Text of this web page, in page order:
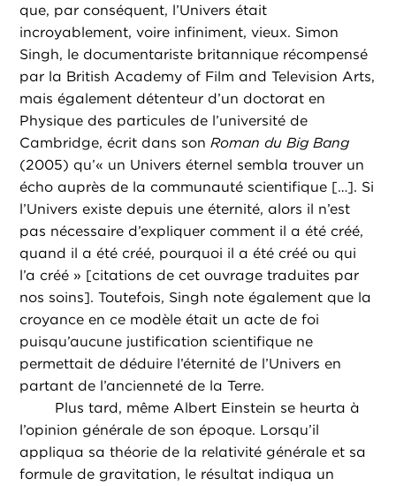
que, par conséquent, l’Univers était
incroyablement, voire infiniment, vieux. Simon
Singh, le documentariste britannique récompensé
par la British Academy of Film and Television Arts,
mais également détenteur d’un doctorat en
Physique des particules de l’université de
Cambridge, écrit dans sonRoman du Big Bang
(2005) qu’« un Univers éternel sembla trouver un
écho auprès de la communauté scientifique […]. Si
l’Univers existe depuis une éternité, alors il n’est
pas nécessaire d’expliquer comment il a été créé,
quand il a été créé, pourquoi il a été créé ou qui
l’a créé » [citations de cet ouvrage traduites par
nos soins]. Toutefois, Singh note également que la
croyance en ce modèle était un acte de foi
puisqu’aucune justification scientifique ne
permettait de déduire l’éternité de l’Univers en
partant de l’ancienneté de la Terre.
Plus tard, même Albert Einstein se heurta à
l’opinion générale de son époque. Lorsqu’il
appliqua sa théorie de la relativité générale et sa
formule de gravitation, le résultat indiqua un